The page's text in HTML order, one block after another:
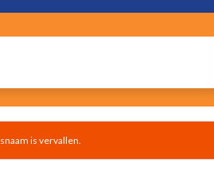
is vervallen.